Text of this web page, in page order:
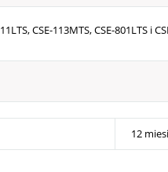
CSE-113MTS, CSE-801LTS i
12